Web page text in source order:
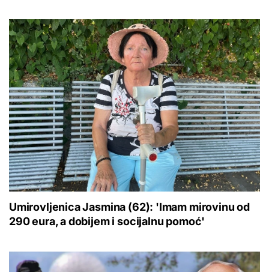
Umirovljenica Jasmina (62): 'Imam mirovinu od
290 eura, a dobijem i socijalnu pomoć'